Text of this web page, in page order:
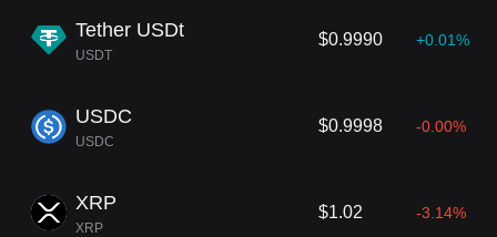
Tether USDt
USDT
$0.9990 +0.01%
USDC
USDC
$0.9998 -0.00%
XRP
XRP
$1.02 -3.14%